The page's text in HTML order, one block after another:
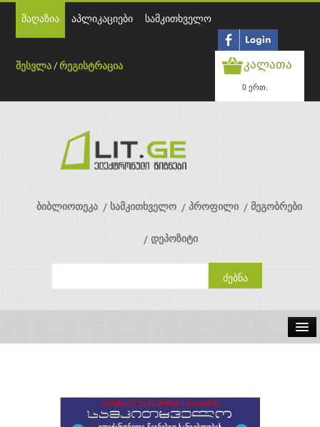
მაღაზია აპლიკაციები სამკითხველო
შესვლა /რეგისტრაცია კალათა
0 ერთ.
ბიბლიოთეკა სამკითხველო პროფილი მეგობრები
დეპოზიტი